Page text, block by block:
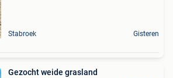
Stabroek Gisteren
Gezocht weide grasland